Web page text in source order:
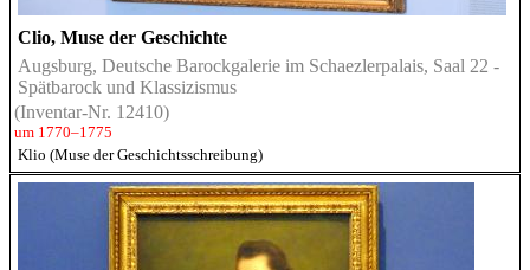
Clio, Muse der Geschichte
Augsburg, Deutsche Barockgalerie im Schaezlerpalais, Saal 22 -
Spätbarock und Klassizismus
(Inventar-Nr. 12410)
um 1770–1775
Klio (Muse der Geschichtsschreibung)